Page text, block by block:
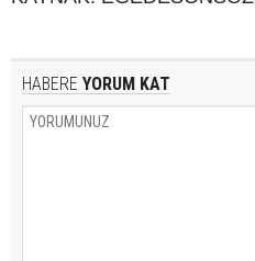
HABERE YORUM KAT